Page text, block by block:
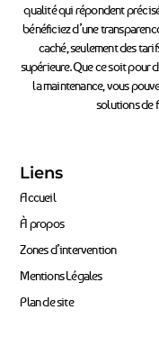
qualité qui répondent
bénéficiez d’une
caché, seulement des
supérieure. Que ce soit pour
la maintenance, vous
solutions de
Liens
Accueil
À propos
Zones d’intervention
Mentions Légales
Plan de site